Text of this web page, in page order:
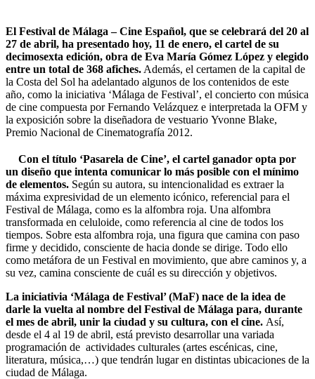
El Festival de Málaga – Cine Español, que se celebrará del 20 al
27 de abril, ha presentado hoy, 11 de enero, el cartel de su
decimosexta edición, obra de Eva María Gómez López y elegido
entre un total de 368 afiches. Además, el certamen de la capital de
la Costa del Sol ha adelantado algunos de los contenidos de este
año, como la iniciativa ‘Málaga de Festival’, el concierto con música
de cine compuesta por Fernando Velázquez e interpretada la OFM y
la exposición sobre la diseñadora de vestuario Yvonne Blake,
Premio Nacional de Cinematografía 2012.
Con el título ‘Pasarela de Cine’, el cartel ganador opta por
un diseño que intenta comunicar lo más posible con el mínimo
de elementos. Según su autora, su intencionalidad es extraer la
máxima expresividad de un elemento icónico, referencial para el
Festival de Málaga, como es la alfombra roja. Una alfombra
transformada en celuloide, como referencia al cine de todos los
tiempos. Sobre esta alfombra roja, una figura que camina con paso
firme y decidido, consciente de hacia donde se dirige. Todo ello
como metáfora de un Festival en movimiento, que abre caminos y, a
su vez, camina consciente de cuál es su dirección y objetivos.
La iniciativia ‘Málaga de Festival’ (MaF) nace de la idea de
darle la vuelta al nombre del Festival de Málaga para, durante
el mes de abril, unir la ciudad y su cultura, con el cine. Así,
desde el 4 al 19 de abril, está previsto desarrollar una variada
programación de actividades culturales (artes escénicas, cine,
literatura, música,…) que tendrán lugar en distintas ubicaciones de la
ciudad de Málaga.